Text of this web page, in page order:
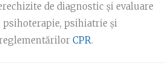
de diagnostic și evaluare
psihiatrie și
CPR.